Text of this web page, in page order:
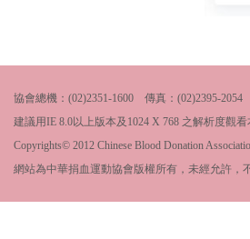
協會總機：(02)2351-1600 傳真：(02)2395-
建議用IE 8.0以上版本及1024 X 768 之解析度觀
Copyrights© 2012 Chinese Blood Donation
網站為中華捐血運動協會版權所有，未經允許，